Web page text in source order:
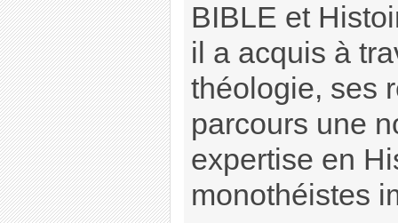
BIBLE et
il a acquis à
théologie, ses
parcours une
expertise en
monothéistes